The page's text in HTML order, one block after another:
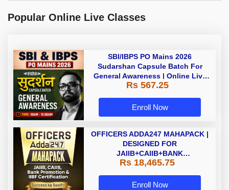
Popular Online Live Classes
SBI/IBPS PO Mains 2026
Sudarshan Capsule Batch For
General Awareness | Online Live
Classes by Adda 247
Rs 567.25
Enroll Now
OFFICERS ADDA247 MAHAPACK |
DESIGNED FOR
JAIIB+CAIIB+BANK
PROMOTION+IIBF
Rs 18,465.75
Enroll Now